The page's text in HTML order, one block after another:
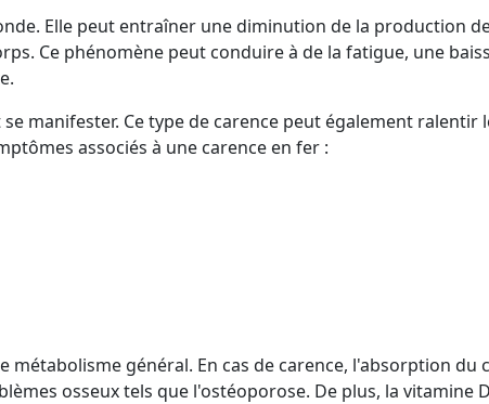
Elle peut entraîner une diminution de la production
Ce phénomène peut conduire à de la fatigue, une
manifester. Ce type de carence peut également ralentir
associés à une carence en fer :
métabolisme général. En cas de carence, l'absorption du
osseux tels que l'ostéoporose. De plus, la vitamine